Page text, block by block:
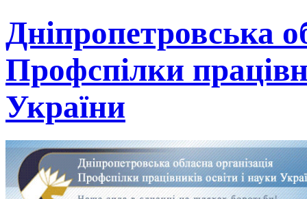
Дніпропетровська
Профспілки
України